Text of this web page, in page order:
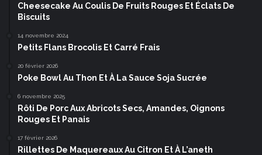
Cheesecake Au Coulis De Fruits Rouges Et Éclats De
Biscuits
14 novembre 2024
Petits Flans Brocolis Et Carré Frais
20 février 2026
Poke Bowl Au Thon Et À La Sauce Soja Sucrée
6 novembre 2025
Rôti De Porc Aux Abricots Secs, Amandes, Oignons
Rouges Et Panais
17 février 2026
Rillettes De Maquereaux Au Citron Et À L’aneth